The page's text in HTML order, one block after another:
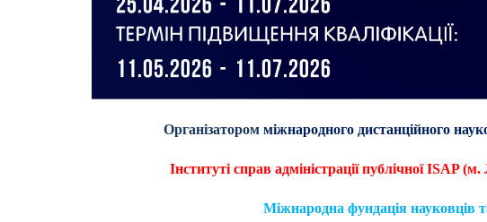
Організатором міжнародного дистанційного
Інституті справ адміністрації публічноїISAP (м.
Міжнародна фундація науковців